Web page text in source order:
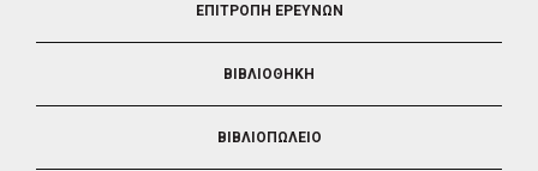
ΕΠΙΤΡΟΠΗ ΕΡΕΥΝΩΝ
ΒΙΒΛΙΟΘΗΚΗ
ΒΙΒΛΙΟΠΩΛΕΙΟ